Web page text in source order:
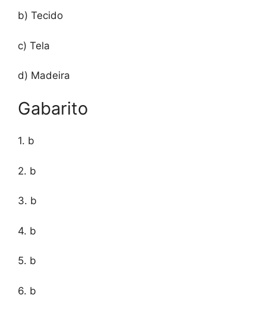
b) Tecido
c) Tela
d) Madeira
Gabarito
1. b
2. b
3. b
4. b
5. b
6. b